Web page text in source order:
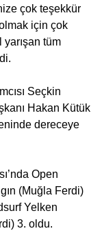
çok teşekkür
için çok
tüm
Seçkin
Hakan Kütük
dereceye
Open
(Muğla Ferdi)
Yelken
3. oldu.